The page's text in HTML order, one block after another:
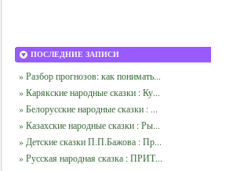
ПОСЛЕДНИЕ ЗАПИСИ
» Разбор прогнозов: как понимать...
» Карякские народные сказки : Ку...
» Белорусские народные сказки : ...
» Казахские народные сказки : Ры...
» Детские сказки П.П.Бажова : Пр...
» Русская народная сказка : ПРИТ...